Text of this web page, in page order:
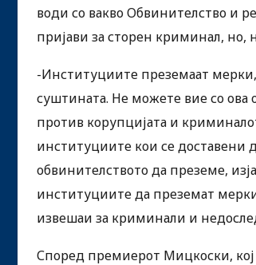
води со вакво Обвинителство и
пријави за сторен криминал, но,
-Институциите преземаат мерки,
суштината. Не можете вие со ова
против корупцијата и
институциите кои се доставени
обвинителството да преземе,
институциите да преземат мерки
извешаи за криминали и
Според премиерот Мицкоски,